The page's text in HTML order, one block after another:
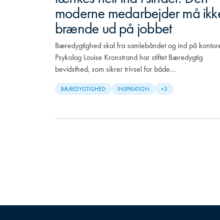
moderne medarbejder må
brænde ud på jobbet
Bæredygtighed skal fra samlebåndet og ind på
Psykolog Louise Kronstrand har stiftet Bæredygtig
bevidsthed, som sikrer trivsel for både…
BÆREDYGTIGHED INSPIRATION +3